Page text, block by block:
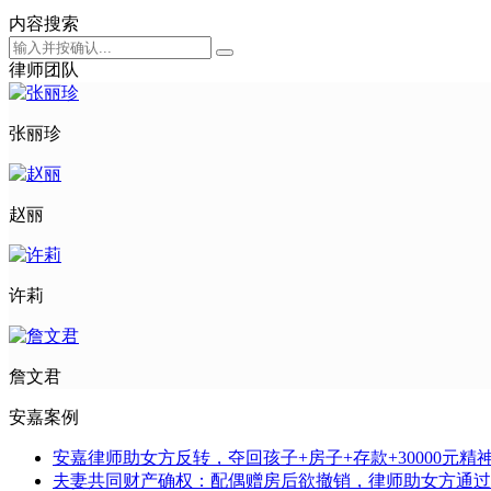
内容搜索
律师团队
张丽珍
赵丽
许莉
詹文君
安嘉案例
安嘉律师助女方反转，夺回孩子+房子+存款+30000元精
夫妻共同财产确权：配偶赠房后欲撤销，律师助女方通